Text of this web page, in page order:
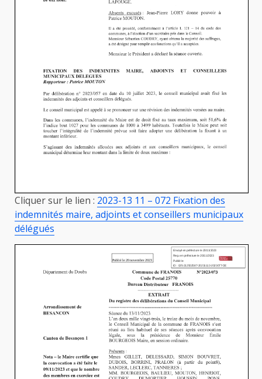
Cliquer sur le lien : 2023-13 11 – 072 Fixation des
indemnités maire, adjoints et conseillers municipaux
délégués